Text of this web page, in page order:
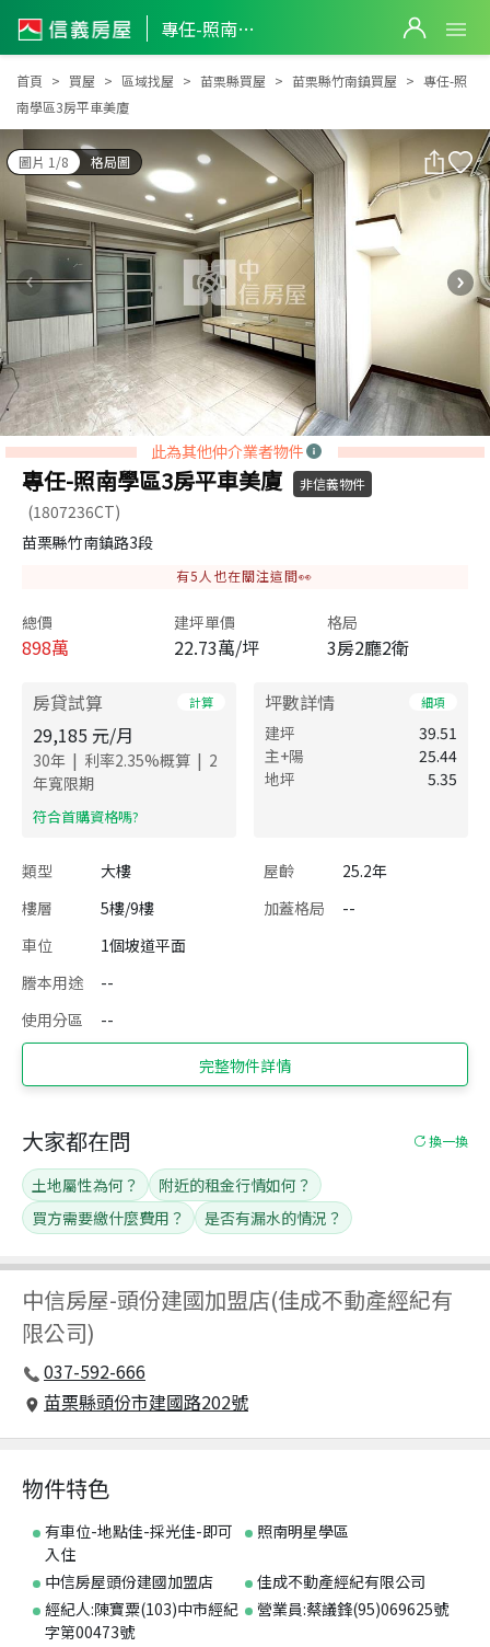
專任-照南學區3房平車美廈
專任-照南學區3房平車美廈
首頁 買屋 區域找屋 苗栗縣買屋 苗栗縣竹南鎮買屋
專任-照
南學區3房平車美廈
圖片 1/8 格局圖
此為其他仲介業者物件
專任-照南學區3房平車美廈 非信義物件
(1807236CT)
苗栗縣竹南鎮路3段
有5 人也在關注這間👀
總價
898萬
建坪單價
22.73萬/坪
格局
3房2廳2衛
房貸試算 計算
29,185 元/月
30年 | 利率2.35%概算 | 2
年寬限期
​符合首購資格嗎?
坪數詳情 細項
建坪
39.51
主+陽
25.44
地坪
5.35
類型 大樓 屋齡
25.2年
樓層
5樓/9樓 加蓋格局
--
車位
1個坡道平面
謄本用途
--
使用分區
--
完整物件詳情
中信房屋-頭份建國加盟店(佳成不動產經紀有
限公司)
037-592-666
苗栗縣頭份市建國路202號
大家都在問 換一換
土地屬性為何？
附近的租金行情如何？
買方需要繳什麼費用？
是否有漏水的情況？
物件特色
有車位-地點佳-採光佳-即可
入住
照南明星學區
中信房屋頭份建國加盟店
佳成不動產經紀有限公司
經紀人:陳寶粟(103)中市經紀
字第00473號
營業員:蔡議鋒(95)069625號